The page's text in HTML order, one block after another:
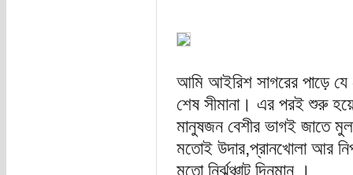
আমি আইরিশ সাগরের পাড়ে যে
শেষ সীমানা। এর পরই শুরু
মানুষজন বেশীর ভাগই জাতে
মতোই উদার,প্রানখোলা আর
মতো নির্ঝঞ্চাট দিনমান ।